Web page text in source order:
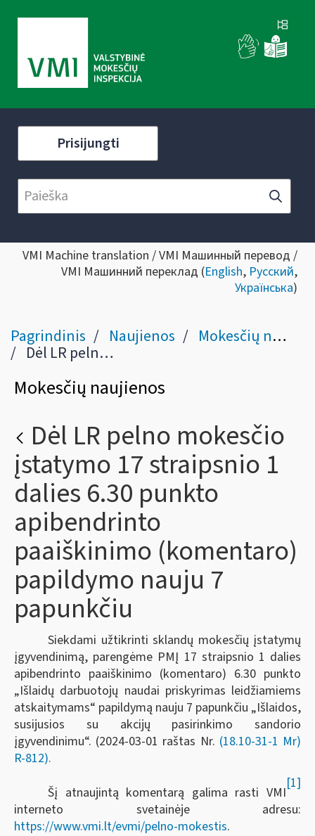
Prisijungti
VMI Machine translation / VMI Машинный перевод /
VMI Машинний переклад (English, Русский,
Українська)
Pagrindinis Naujienos Mokesčių naujienos
Dėl LR pelno mokesčio įstatymo 17 straipsnio 1 dalies 6.30 punkto apibendrinto paaiškinimo (komentaro) papildymo nauju 7 papunkčiu
Mokesčių naujienos
Dėl LR pelno mokesčio
įstatymo 17 straipsnio 1
dalies 6.30 punkto
apibendrinto
paaiškinimo (komentaro)
papildymo nauju 7
papunkčiu
Siekdami užtikrinti sklandų mokesčių įstatymų
įgyvendinimą, parengėme PMĮ 17 straipsnio 1 dalies
apibendrinto paaiškinimo (komentaro) 6.30 punkto
„Išlaidų darbuotojų naudai priskyrimas leidžiamiems
atskaitymams“ papildymą nauju 7 papunkčiu „Išlaidos,
susijusios su akcijų pasirinkimo sandorio
įgyvendinimu“. (2024-03-01 raštas Nr. (18.10-31-1 Mr)
R-812).
Šį atnaujintą komentarą galima rasti VMI
[1]
interneto svetainėje adresu:
https://www.vmi.lt/evmi/pelno-mokestis.